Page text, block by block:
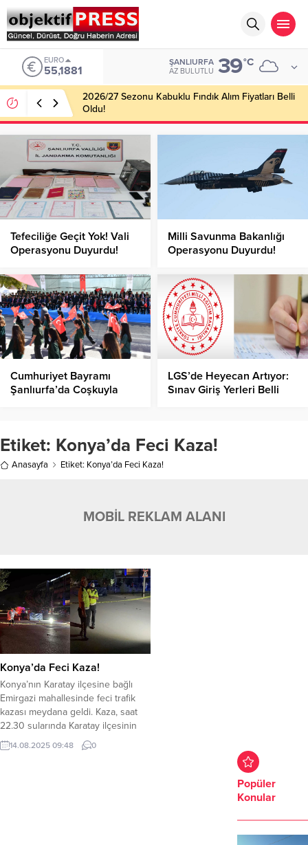
EURO
55,1881
ŞANLIURFA
AZ BULUTLU 39°C
2026/27 Sezonu Kabuklu Fındık Alım Fiyatları Belli
Oldu!
Tefeciliğe Geçit Yok! Vali
Operasyonu Duyurdu!
Milli Savunma Bakanlığı
Operasyonu Duyurdu!
Cumhuriyet Bayramı
Şanlıurfa’da Coşkuyla
LGS’de Heyecan Artıyor:
Sınav Giriş Yerleri Belli
Etiket: Konya’da Feci Kaza!
Anasayfa Etiket: Konya’da Feci Kaza!
MOBİL REKLAM ALANI
Konya’da Feci Kaza!
Konya’nın Karatay ilçesine bağlı
Emirgazi mahallesinde feci trafik
kazası meydana geldi. Kaza, saat
22.30 sularında Karatay ilçesinin
Emirgazi mahallesinde meydana
geldi. Karşıdan karşıya geçerken
14.08.2025 09:48 0
Popüler
Konular